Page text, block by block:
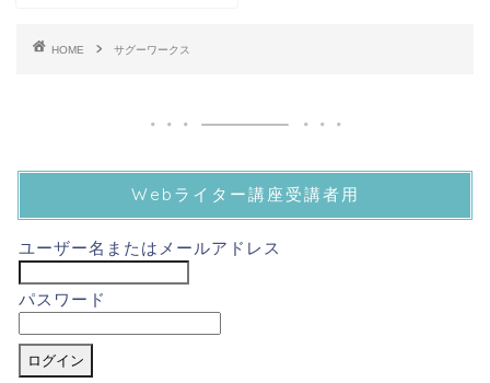
HOME サグーワークス
Webライター講座受講者用
ユーザー名またはメールアドレス
パスワード